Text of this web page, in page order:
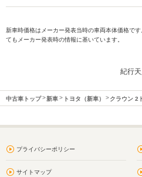
新車時価格はメーカー発表当時の車両本体価格で
てもメーカー発表時の情報に基いています。
紀行
中古車トップ 新車 トヨタ（新車） クラウン 2
プライバシーポリシー
サイトマップ